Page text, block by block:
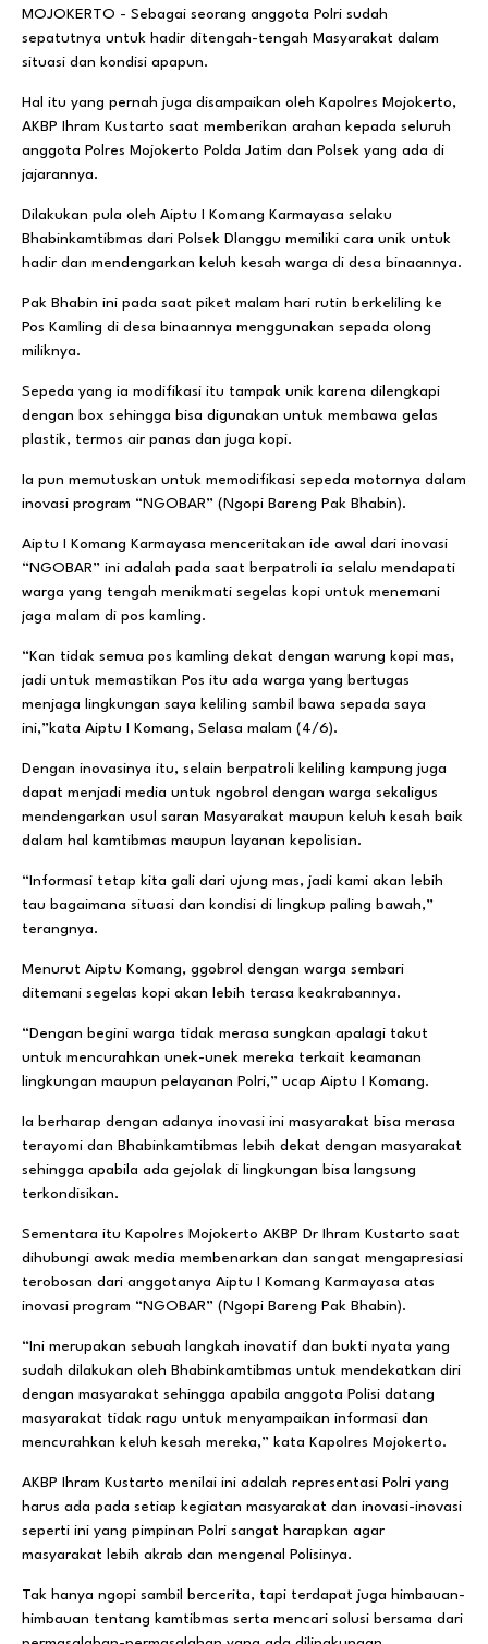
MOJOKERTO - Sebagai seorang anggota Polri sudah
sepatutnya untuk hadir ditengah-tengah Masyarakat dalam
situasi dan kondisi apapun.
Hal itu yang pernah juga disampaikan oleh Kapolres Mojokerto,
AKBP Ihram Kustarto saat memberikan arahan kepada seluruh
anggota Polres Mojokerto Polda Jatim dan Polsek yang ada di
jajarannya.
Dilakukan pula oleh Aiptu I Komang Karmayasa selaku
Bhabinkamtibmas dari Polsek Dlanggu memiliki cara unik untuk
hadir dan mendengarkan keluh kesah warga di desa binaannya.
Pak Bhabin ini pada saat piket malam hari rutin berkeliling ke
Pos Kamling di desa binaannya menggunakan sepada olong
miliknya.
Sepeda yang ia modifikasi itu tampak unik karena dilengkapi
dengan box sehingga bisa digunakan untuk membawa gelas
plastik, termos air panas dan juga kopi.
Ia pun memutuskan untuk memodifikasi sepeda motornya dalam
inovasi program “NGOBAR” (Ngopi Bareng Pak Bhabin).
Aiptu I Komang Karmayasa menceritakan ide awal dari inovasi
“NGOBAR” ini adalah pada saat berpatroli ia selalu mendapati
warga yang tengah menikmati segelas kopi untuk menemani
jaga malam di pos kamling.
“Kan tidak semua pos kamling dekat dengan warung kopi mas,
jadi untuk memastikan Pos itu ada warga yang bertugas
menjaga lingkungan saya keliling sambil bawa sepada saya
ini,”kata Aiptu I Komang, Selasa malam (4/6).
Dengan inovasinya itu, selain berpatroli keliling kampung juga
dapat menjadi media untuk ngobrol dengan warga sekaligus
mendengarkan usul saran Masyarakat maupun keluh kesah baik
dalam hal kamtibmas maupun layanan kepolisian.
“Informasi tetap kita gali dari ujung mas, jadi kami akan lebih
tau bagaimana situasi dan kondisi di lingkup paling bawah,”
terangnya.
Menurut Aiptu Komang, ggobrol dengan warga sembari
ditemani segelas kopi akan lebih terasa keakrabannya.
“Dengan begini warga tidak merasa sungkan apalagi takut
untuk mencurahkan unek-unek mereka terkait keamanan
lingkungan maupun pelayanan Polri,” ucap Aiptu I Komang.
Ia berharap dengan adanya inovasi ini masyarakat bisa merasa
terayomi dan Bhabinkamtibmas lebih dekat dengan masyarakat
sehingga apabila ada gejolak di lingkungan bisa langsung
terkondisikan.
Sementara itu Kapolres Mojokerto AKBP Dr Ihram Kustarto saat
dihubungi awak media membenarkan dan sangat mengapresiasi
terobosan dari anggotanya Aiptu I Komang Karmayasa atas
inovasi program “NGOBAR” (Ngopi Bareng Pak Bhabin).
“Ini merupakan sebuah langkah inovatif dan bukti nyata yang
sudah dilakukan oleh Bhabinkamtibmas untuk mendekatkan diri
dengan masyarakat sehingga apabila anggota Polisi datang
masyarakat tidak ragu untuk menyampaikan informasi dan
mencurahkan keluh kesah mereka,” kata Kapolres Mojokerto.
AKBP Ihram Kustarto menilai ini adalah representasi Polri yang
harus ada pada setiap kegiatan masyarakat dan inovasi-inovasi
seperti ini yang pimpinan Polri sangat harapkan agar
masyarakat lebih akrab dan mengenal Polisinya.
Tak hanya ngopi sambil bercerita, tapi terdapat juga himbauan-
himbauan tentang kamtibmas serta mencari solusi bersama dari